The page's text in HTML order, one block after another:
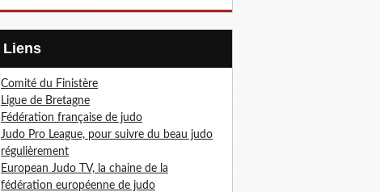
Liens
Comité du Finistère
Ligue de Bretagne
Fédération française de judo
Judo Pro League, pour suivre du beau judo
régulièrement
European Judo TV, la chaine de la
fédération européenne de judo